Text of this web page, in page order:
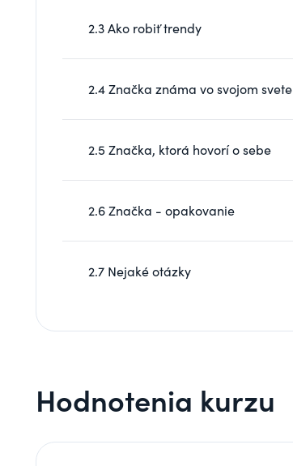
2.3 Ako robiť trendy
2.4 Značka známa vo svojom svete
2.5 Značka, ktorá hovorí o sebe
2.6 Značka - opakovanie
2.7 Nejaké otázky
Hodnotenia kurzu